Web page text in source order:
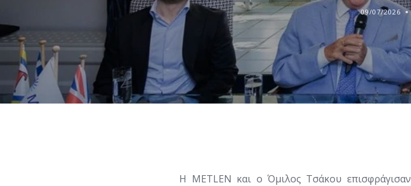
09/07/2026
Η METLEN και ο Όμιλος Τσάκου